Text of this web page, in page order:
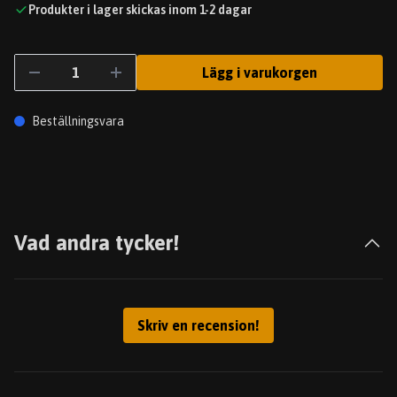
Produkter i lager skickas inom 1-2 dagar
Lägg i varukorgen
Beställningsvara
Vad andra tycker!
Skriv en recension!